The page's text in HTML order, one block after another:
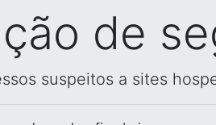
de
suspeitos a sites